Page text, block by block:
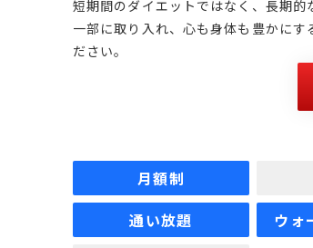
短期間のダイエットではなく、長期
一部に取り入れ、心も身体も豊かに
ださい。
月額制
通い放題
ウォ